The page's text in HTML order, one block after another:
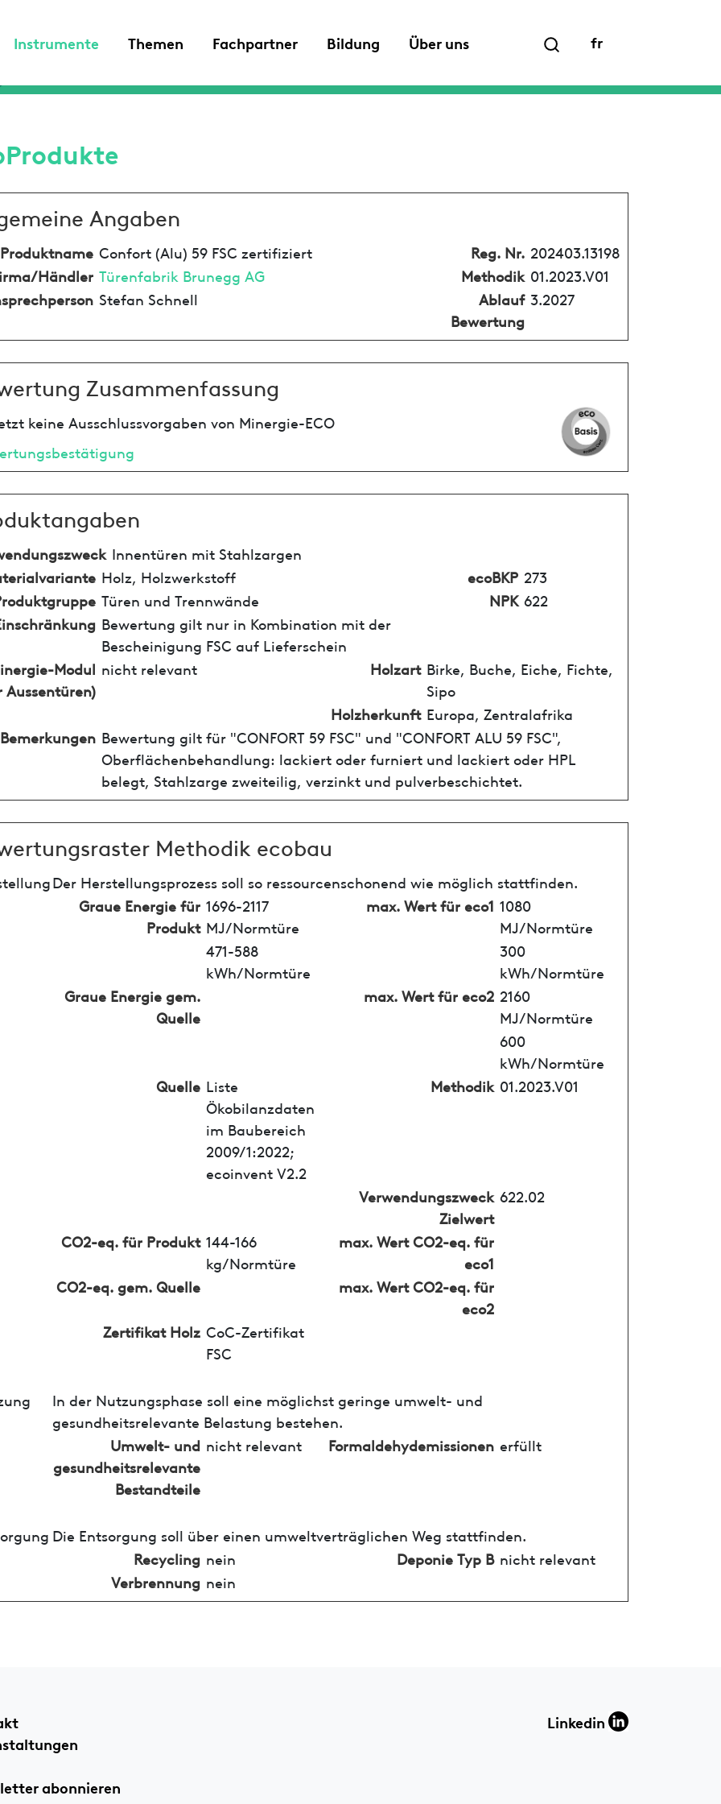
Instrumente Themen Fachpartner Bildung Über uns fr
Angaben
Produktname Confort (Alu) 59 FSC zertifiziert Reg. Nr. 202403.13198
Händler Türenfabrik Brunegg AG Methodik 01.2023.V01
Stefan Schnell
Ablauf
Bewertung
3.2027
Zusammenfassung
keine Ausschlussvorgaben von Minergie-ECO
Innentüren mit Stahlzargen
Holz, Holzwerkstoff ecoBKP 273
Türen und Trennwände NPK 622
Bewertung gilt nur in Kombination mit der
Bescheinigung FSC auf Lieferschein
Modul
Aussentüren)
nicht relevant Holzart Birke, Buche, Eiche, Fichte,
Sipo
Holzherkunft Europa, Zentralafrika
Bemerkungen Bewertung gilt für "CONFORT 59 FSC" und "CONFORT ALU 59 FSC",
Oberflächenbehandlung: lackiert oder furniert und lackiert oder HPL
belegt, Stahlzarge zweiteilig, verzinkt und pulverbeschichtet.
Methodik ecobau
Der Herstellungsprozess soll so ressourcenschonend wie möglich stattfinden.
Graue Energie für
Produkt
1696-2117
MJ/Normtüre
max. Wert für eco1 1080
MJ/Normtüre
471-588
kWh/Normtüre
300
kWh/Normtüre
Graue Energie gem.
Quelle
max. Wert für eco2 2160
MJ/Normtüre
600
kWh/Normtüre
Quelle Liste
Ökobilanzdaten
im Baubereich
2009/1:2022;
ecoinvent V2.2
Methodik 01.2023.V01
Verwendungszweck
Zielwert
622.02
CO2-eq. für Produkt 144-166
kg/Normtüre
max. Wert CO2-eq. für
eco1
CO2-eq. gem. Quelle
max. Wert CO2-eq. für
eco2
Zertifikat Holz CoC-Zertifikat
FSC
In der Nutzungsphase soll eine möglichst geringe umwelt- und
gesundheitsrelevante Belastung bestehen.
Umwelt- und
gesundheitsrelevante
Bestandteile
nicht relevant Formaldehydemissionen erfüllt
Die Entsorgung soll über einen umweltverträglichen Weg stattfinden.
Recycling nein Deponie Typ B nicht relevant
Verbrennung nein
abonnieren
Linkedin